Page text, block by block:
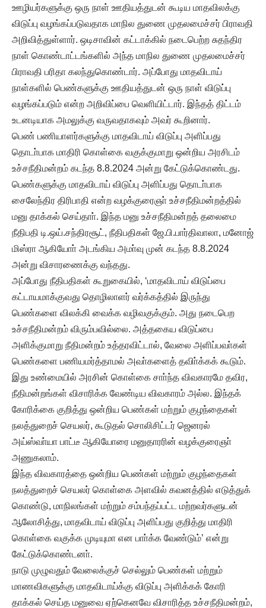
ஊழியர்களுக்கு ஒரு நாள் ஊதியத்துடன் கூடிய மாதவிலக்கு
விடுப்பு வழங்கப்படுவதாக மாநில துணை முதலமைச்சர் பிராவதி
அறிவித்துள்ளார். ஒடிசாவின் கட்டாக்கில் நடைபெற்ற சுதந்திர
நாள் கொண்டாட்டங்களில் அந்த மாநில துணை முதலமைச்சர்
பிராவதி பரிதா கலந்துகொண்டார். அப்போது மாதவிடாய்
நாள்களில் பெண்களுக்கு ஊதியத்துடன் ஒரு நாள் விடுப்பு
வழங்கப்படும் என்ற அறிவிப்பை வெளியிட்டார். இந்தத் திட்டம்
உடனடியாக அமலுக்கு வருவதாகவும் அவர் கூறினார்.
பெண் பணியாளர்களுக்கு மாதவிடாய் விடுப்பு அளிப்பது
தொடா்பாக மாதிரி கொள்கை வகுக்குமாறு ஒன்றிய அரசிடம்
உச்சநீதிமன்றம் கடந்த 8.8.2024 அன்று கேட்டுக்கொண்டது.
பெண்களுக்கு மாதவிடாய் விடுப்பு அளிப்பது தொடா்பாக
சைலேந்திர திரிபாதி என்ற வழக்குரைஞா் உச்சநீதிமன்றத்தில்
மனு தாக்கல் செய்தாா். இந்த மனு உச்சநீதிமன்றத் தலைமை
நீதிபதி டி.ஒய்.சந்திரசூட், நீதிபதிகள் ஜே.பி.பார்திவாலா, மனோஜ்
மிஸ்ரா ஆகியோா் அடங்கிய அமா்வு முன் கடந்த 8.8.2024
அன்று விசாரணைக்கு வந்தது.
அப்போது நீதிபதிகள் கூறுகையில், ‘மாதவிடாய் விடுப்பை
கட்டாயமாக்குவது தொழிலாளர் வர்க்கத்தில் இருந்து
பெண்களை விலக்கி வைக்க வழிவகுக்கும். அது நடைபெற
உச்சநீதிமன்றம் விரும்பவில்லை. அத்தகைய விடுப்பை
அளிக்குமாறு நீதிமன்றம் உத்தரவிட்டால், வேலை அளிப்பவா்கள்
பெண்களை பணியமர்த்தாமல் அவா்களைத் தவிா்க்கக் கூடும்.
இது உண்மையில் அரசின் கொள்கை சாா்ந்த விவகாரமே தவிர,
நீதிமன்றங்கள் விசாரிக்க வேண்டிய விவகாரம் அல்ல. இந்தக்
கோரிக்கை குறித்து ஒன்றிய பெண்கள் மற்றும் குழந்தைகள்
நலத்துறைச் செயலர், கூடுதல் சொலிசிட்டர் ஜெனரல்
அய்ஸ்வா்யா பாட்டீ ஆகியோரை மனுதாரரின் வழக்குரைஞா்
அணுகலாம்.
இந்த விவகாரத்தை ஒன்றிய பெண்கள் மற்றும் குழந்தைகள்
நலத்துறைச் செயலர் கொள்கை அளவில் கவனத்தில் எடுத்துக்
கொண்டு, மாநிலங்கள் மற்றும் சம்பந்தப்பட்ட மற்றவர்களுடன்
ஆலோசித்து, மாதவிடாய் விடுப்பு அளிப்பது குறித்து மாதிரி
கொள்கை வகுக்க முடியுமா என பாா்க்க வேண்டும்’ என்று
கேட்டுக்கொண்டனா்.
நாடு முழுவதும் வேலைக்குச் செல்லும் பெண்கள் மற்றும்
மாணவிகளுக்கு மாதவிடாய்க்கு விடுப்பு அளிக்கக் கோரி
தாக்கல் செய்த மனுவை ஏற்கெனவே விசாரித்த உச்சநீதிமன்றம்,